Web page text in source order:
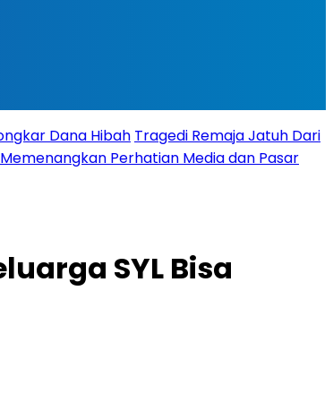
Dana Hibah Tragedi Remaja Jatuh Dari
Perhatian Media dan Pasar
SYL Bisa